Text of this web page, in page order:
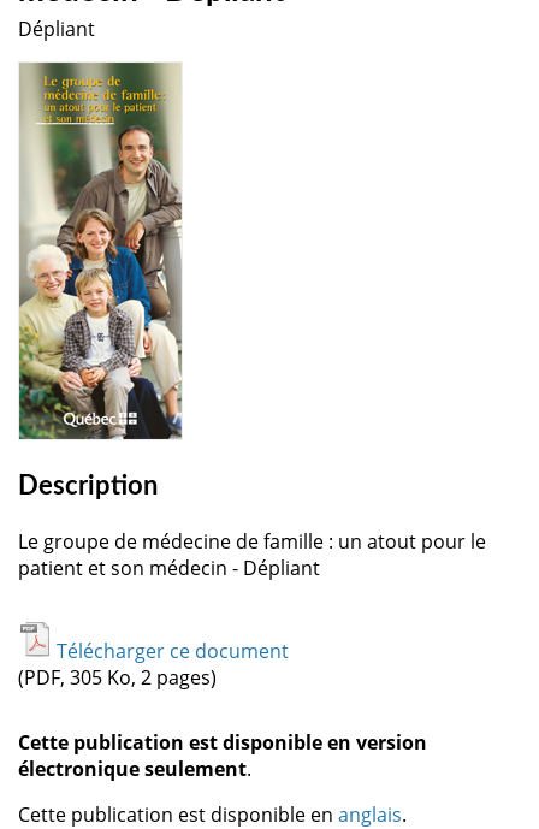
Dépliant
Description
Le groupe de médecine de famille : un atout pour le
patient et son médecin - Dépliant
Télécharger ce document
(PDF, 305 Ko, 2 pages)
Cette publication est disponible en version
électronique seulement.
Cette publication est disponible en anglais.